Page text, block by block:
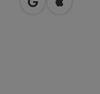
Otevřít vOtevřít v